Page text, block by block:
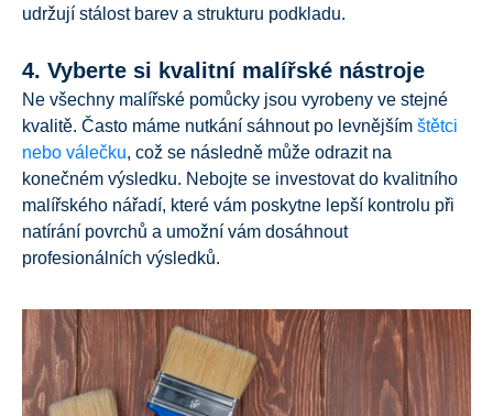
udržují stálost barev a strukturu podkladu.
4. Vyberte si kvalitní malířské nástroje
Ne všechny malířské pomůcky jsou vyrobeny ve stejné
kvalitě. Často máme nutkání sáhnout po levnějším štětci
nebo válečku, což se následně může odrazit na
konečném výsledku. Nebojte se investovat do kvalitního
malířského nářadí, které vám poskytne lepší kontrolu při
natírání povrchů a umožní vám dosáhnout
profesionálních výsledků.